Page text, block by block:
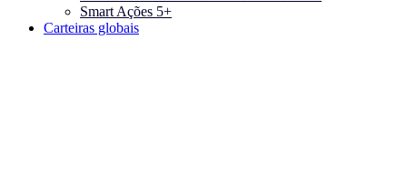
Smart Ações 5+
Carteiras globais